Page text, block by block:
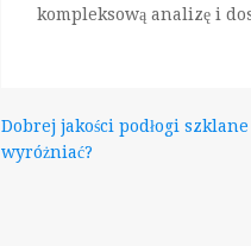
kompleksową analizę i
Nawigacja
wpisu
Dobrej jakości podłogi
wyróżniać?